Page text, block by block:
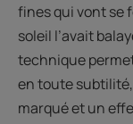
fines qui vont se
soleil l’avait
technique
en toute
marqué et un